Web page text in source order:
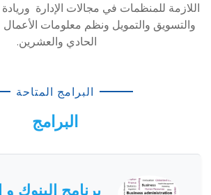
اللازمة للمنظمات في مجالات الإدارة وريادة
والتسويق والتمويل ونظم معلومات
الحادي والعشرين.
البرامج المتاحة
البرامج